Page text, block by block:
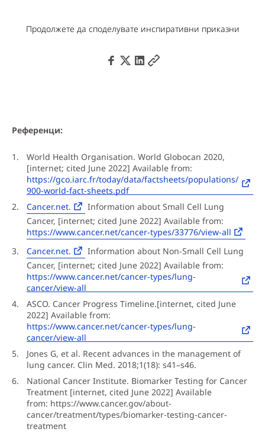
Продолжете да споделувате инспиративни приказни
Референци:
World Health Organisation. World Globocan 2020,
[internet; cited June 2022] Available from:
https://gco.iarc.fr/today/data/factsheets/populations/
900-world-fact-sheets.pdf
Cancer.net.
Information about Small Cell Lung
Cancer, [internet; cited June 2022] Available from:
https://www.cancer.net/cancer-types/33776/view-all
Cancer.net.
Information about Non-Small Cell Lung
Cancer, [internet; cited June 2022] Available from:
https://www.cancer.net/cancer-types/lung-
cancer/view-all
ASCO. Cancer Progress Timeline.[internet, cited June
2022] Available from:
https://www.cancer.net/cancer-types/lung-
cancer/view-all
Jones G, et al. Recent advances in the management of
lung cancer. Clin Med. 2018;1(18): s41–s46.
National Cancer Institute. Biomarker Testing for Cancer
Treatment [internet, cited June 2022] Available
from: https://www.cancer.gov/about-
cancer/treatment/types/biomarker-testing-cancer-
treatment